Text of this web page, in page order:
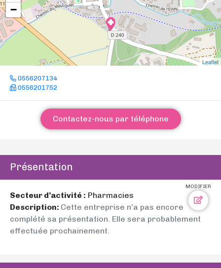
−
Leaflet
0556207134
0556201752
Contactez-nous par téléphone
Présentation
MODIFIER
Secteur d’activité : Pharmacies
Description: Cette entreprise n’a pas encore
complété sa présentation. Elle sera probablement
effectuée prochainement.